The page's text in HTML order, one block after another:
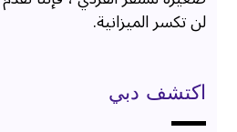
لن تكسر الميزانية.
اكتشف دبي